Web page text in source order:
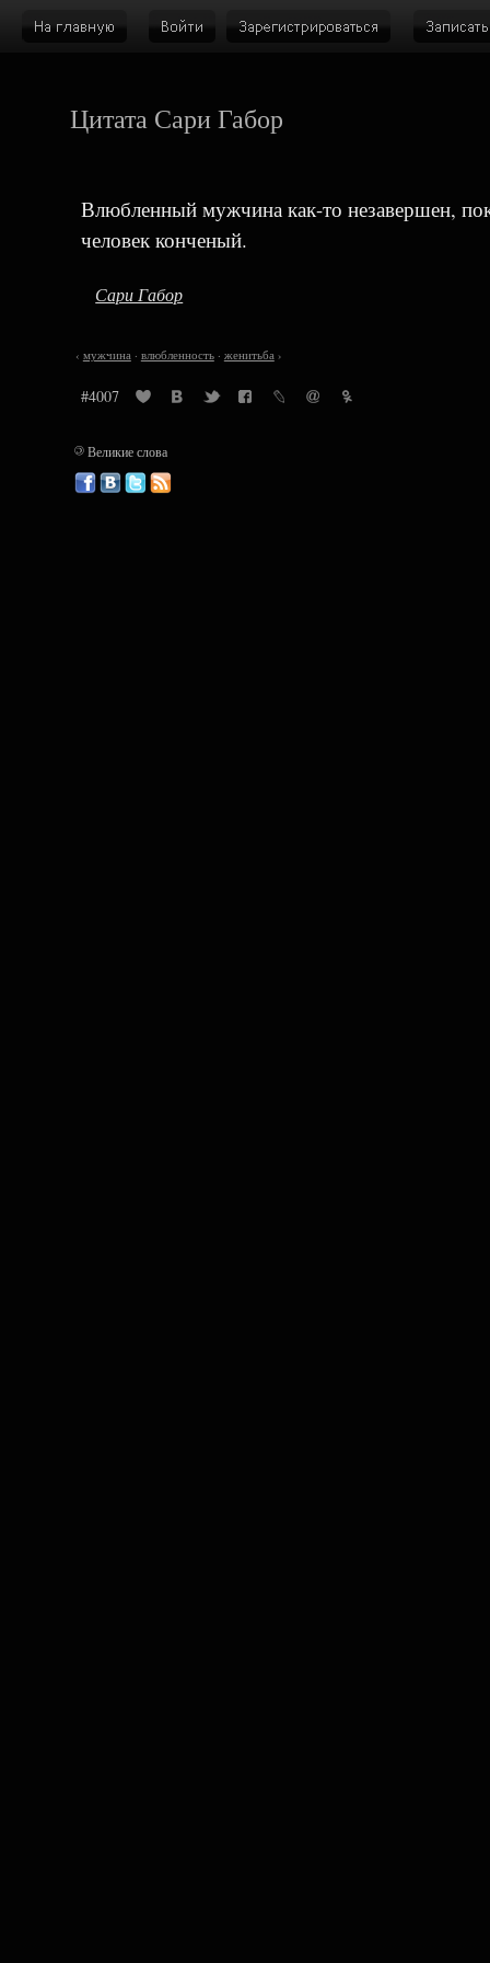
Цитата Сари Габор
Влюбленный мужчина как-то незавершен,
человек конченый.
Сари Габор
‹ мужчина· влюбленность· женитьба›
#4007
©Великие слова